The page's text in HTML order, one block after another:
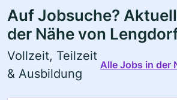
Auf Jobsuche?
der Nähe von
Vollzeit, Teilzeit
& Ausbildung
Alle Jobs in der